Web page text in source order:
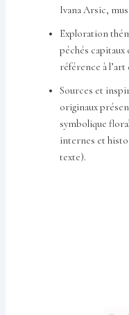
Ivana Arsic,
Exploration
péchés capitaux
référence à l’art
Sources et
originaux
symbolique
internes et
texte).